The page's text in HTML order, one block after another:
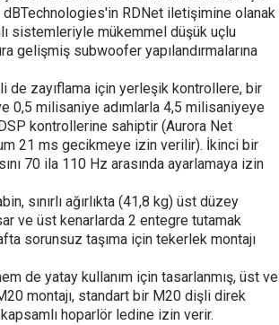
RDNet iletişimine olanak
sistemleriyle mükemmel düşük uçlu
gelişmiş subwoofer yapılandırmalarına
de zayıflama için yerleşik kontrollere, bir
0,5 milisaniye adımlarla 4,5 milisaniyeye
kontrollerine sahiptir (Aurora Net
21 ms gecikmeye izin verilir). İkinci bir
70 ila 110 Hz arasında ayarlamaya izin
sınırlı ağırlıkta (41,8 kg) üst düzey
ve üst kenarlarda 2 entegre tutamak
sorunsuz taşıma için tekerlek montajı
de yatay kullanım için tasarlanmış, üst ve
montajı, standart bir M20 dişli direk
hoparlör ledine izin verir.